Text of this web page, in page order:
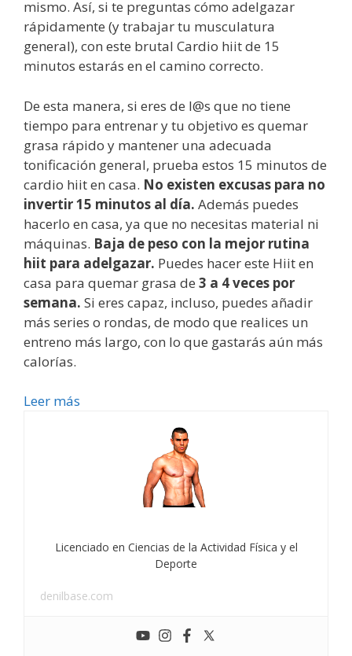
mismo. Así, si te preguntas cómo adelgazar
rápidamente (y trabajar tu musculatura
general), con este brutal Cardio hiit de 15
minutos estarás en el camino correcto.
De esta manera, si eres de l@s que no tiene
tiempo para entrenar y tu objetivo es quemar
grasa rápido y mantener una adecuada
tonificación general, prueba estos 15 minutos de
cardio hiit en casa. No existen excusas para no
invertir 15 minutos al día. Además puedes
hacerlo en casa, ya que no necesitas material ni
máquinas. Baja de peso con la mejor rutina
hiit para adelgazar. Puedes hacer este Hiit en
casa para quemar grasa de 3 a 4 veces por
semana. Si eres capaz, incluso, puedes añadir
más series o rondas, de modo que realices un
entreno más largo, con lo que gastarás aún más
calorías.
Leer más
Licenciado en Ciencias de la Actividad Física y el
Deporte
denilbase.com